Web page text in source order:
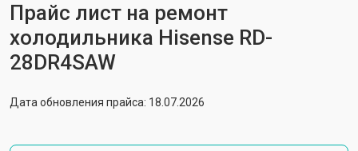
Прайс лист на ремонт
холодильника Hisense RD-
28DR4SAW
Дата обновления прайса: 18.07.2026